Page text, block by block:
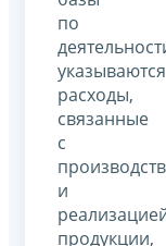
по
указываются
расходы,
связанные
с
и
продукции,